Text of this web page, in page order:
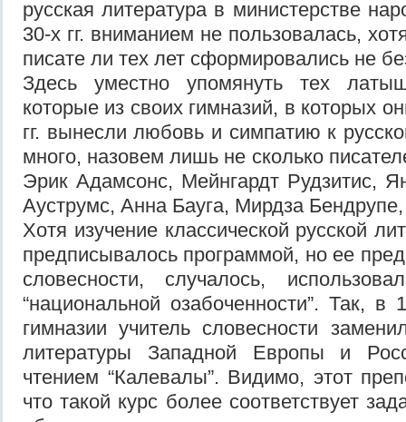
русская литература в министерстве
30-х гг. вниманием не пользовалась,
писате ли тех лет сформировались не
Здесь уместно упомянуть тех
которые из своих гимназий, в которых
гг. вынесли любовь и симпатию к
много, назовем лишь не сколько
Эрик Адамсонс, Мейнгардт Рудзитис,
Ауструмс, Анна Бауга, Мирдза
Хотя изучение классической русской
предписывалось программой, но ее
словесности, случалось,
“национальной озабоченности”. Так, в
гимназии учитель словесности
литературы Западной Европы и
чтением “Калевалы”. Видимо, этот
что такой курс более соответствует